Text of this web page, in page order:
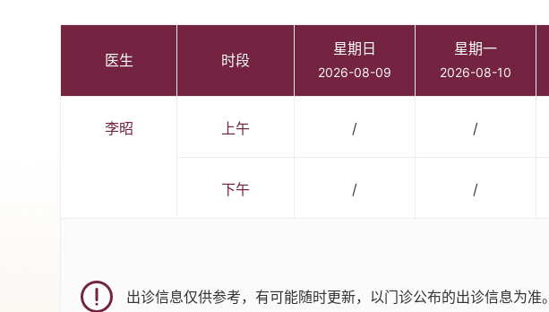
医生 时段
星期日
2026-08-09
星期一
2026-08-10
李昭 上午 / /
下午 / /
出诊信息仅供参考，有可能随时更新，以门诊公布的出诊信息为准。